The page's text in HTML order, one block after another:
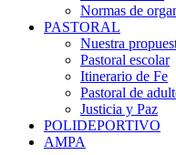
Normas de
PASTORAL
Nuestra
Pastoral escolar
Itinerario de Fe
Pastoral de
Justicia y Paz
POLIDEPORTIVO
AMPA